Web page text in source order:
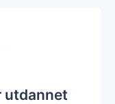
utdannet